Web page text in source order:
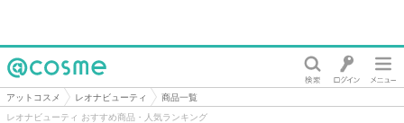
@cosme
アットコスメ レオナビューティ
商品一覧
レオナビューティ おすすめ商品・人気ランキング